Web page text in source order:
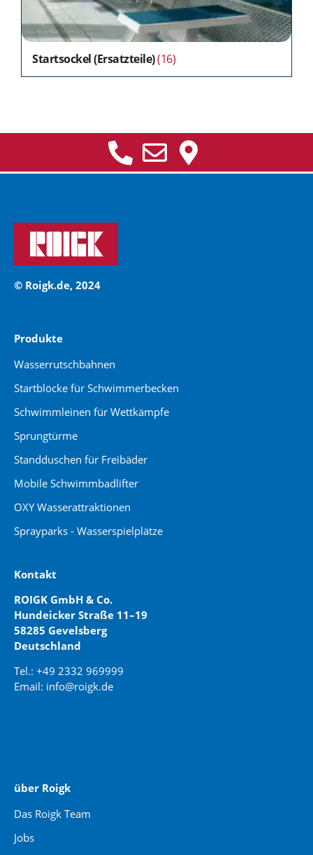
Startsockel (Ersatzteile)(16)
© Roigk.de, 2024
Produkte
Wasserrutschbahnen
Startblöcke für Schwimmerbecken
Schwimmleinen für Wettkämpfe
Sprungtürme
Standduschen für Freibäder
Mobile Schwimmbadlifter
OXY Wasserattraktionen
Sprayparks - Wasserspielplätze
Kontakt
ROIGK GmbH & Co.
Hundeicker Straße 11–19
58285 Gevelsberg
Deutschland
Tel.: +49 2332 969999
Email: info@roigk.de
über Roigk
Das Roigk Team
Jobs